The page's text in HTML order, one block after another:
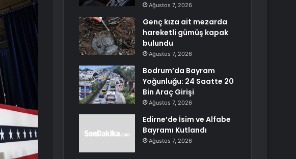
Ağustos 7, 2026
Genç kıza ait mezarda
hareketli gümüş kapak
bulundu
Ağustos 7, 2026
Bodrum’da Bayram
Yoğunluğu: 24 Saatte 20
Bin Araç Girişi
Ağustos 7, 2026
Edirne’de İsim ve Alfabe
Bayramı Kutlandı
Ağustos 7, 2026